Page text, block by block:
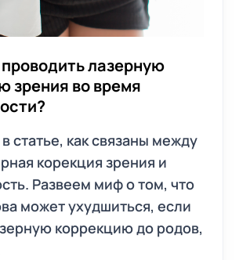
лазерную
зрения во время
статье, как связаны между
корекция зрения и
Развеем миф о том, что
может ухудшиться, если
коррекцию до родов,